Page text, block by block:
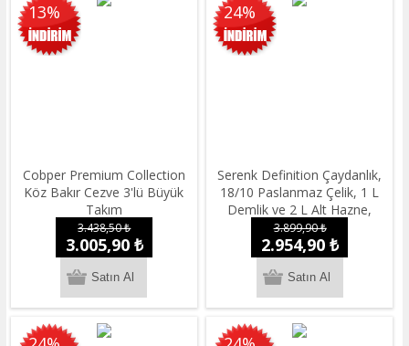
13%
Cobper Premium Collection
Köz Bakır Cezve 3'lü Büyük
Takım
3.438,50 ₺
3.005,90 ₺
24%
Serenk Definition Çaydanlık,
18/10 Paslanmaz Çelik, 1 L
Demlik ve 2 L Alt Hazne,
İndüksiyon Uyumlu
3.899,90 ₺
2.954,90 ₺